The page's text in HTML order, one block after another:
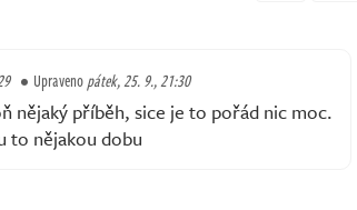
Upravenopátek, 25. 9., 21:30
nějaký příběh, sice je to pořád nic moc.
to nějakou dobu